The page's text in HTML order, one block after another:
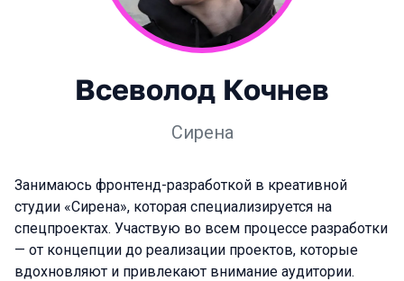
Всеволод Кочнев
Сирена
Занимаюсь фронтенд-разработкой в креативной
студии «Сирена», которая специализируется на
спецпроектах. Участвую во всем процессе разработки
— от концепции до реализации проектов, которые
вдохновляют и привлекают внимание аудитории.